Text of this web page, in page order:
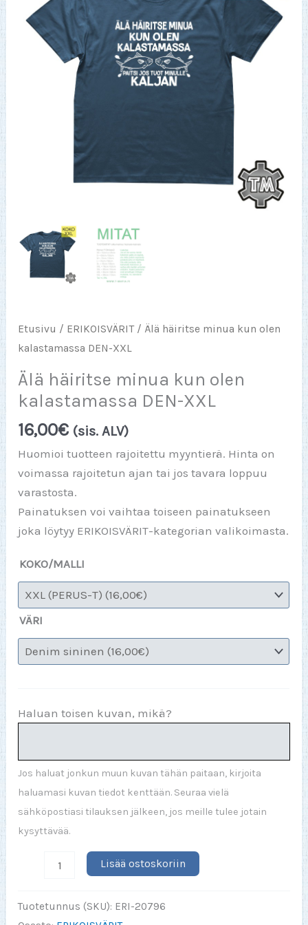
Etusivu / ERIKOISVÄRIT/ Älä häiritse minua kun olen
kalastamassa DEN-XXL
Älä häiritse minua kun olen
kalastamassa DEN-XXL
16,00€ (sis. ALV)
Huomioi tuotteen rajoitettu myyntierä. Hinta on
voimassa rajoitetun ajan tai jos tavara loppuu
varastosta.
Painatuksen voi vaihtaa toiseen painatukseen
joka löytyy ERIKOISVÄRIT-kategorian valikoimasta.
KOKO/MALLI
VÄRI
Haluan toisen kuvan, mikä?
Jos haluat jonkun muun kuvan tähän paitaan, kirjoita
haluamasi kuvan tiedot kenttään. Seuraa vielä
sähköpostiasi tilauksen jälkeen, jos meille tulee jotain
kysyttävää.
Lisää ostoskoriin
Tuotetunnus (SKU): ERI-20796